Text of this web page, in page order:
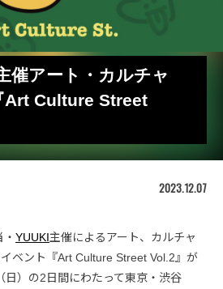
催アート・カルチャ
Art Culture Street
2023.12.07
YUUKI主催によるアート、カルチャ
ベント『Art Culture Street Vol.2』が
日）の2日間にわたって東京・渋谷